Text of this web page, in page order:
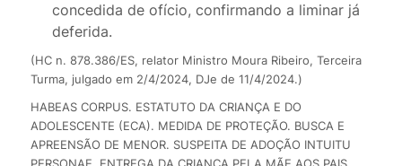
concedida de ofício, confirmando a liminar já
deferida.
(HC n. 878.386/ES, relator Ministro Moura Ribeiro, Terceira
Turma, julgado em 2/4/2024, DJe de 11/4/2024.)
HABEAS CORPUS. ESTATUTO DA CRIANÇA E DO
ADOLESCENTE (ECA). MEDIDA DE PROTEÇÃO. BUSCA E
APREENSÃO DE MENOR. SUSPEITA DE ADOÇÃO INTUITU